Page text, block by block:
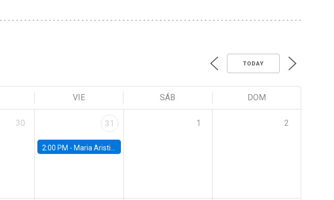
TODAY
VIE SÁB DOM
30 31
2:00 PM - Maria Aristizabal-Ramirez, FED Board
1 2